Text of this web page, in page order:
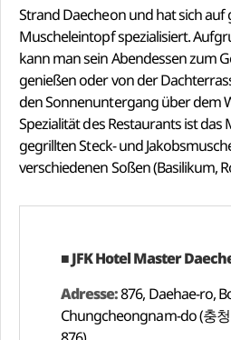
Strand Daecheon und hat sich
Muscheleintopf spezialisiert.
kann man sein Abendessen zum
genießen oder von der
den Sonnenuntergang über dem
Spezialität des Restaurants ist das
gegrillten Steck- und
verschiedenen Soßen (Basilikum,
■ JFK Hotel Master
Adresse:876, Daehae-ro,
Chungcheongnam-do (충